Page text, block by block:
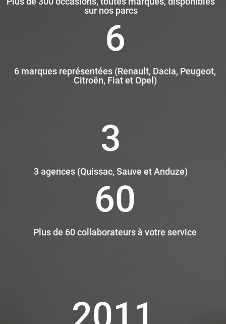
sur nos parcs
6
6 marques représentées (Renault, Dacia, Peugeot,
Citroën, Fiat et Opel)
3
3 agences (Quissac, Sauve et Anduze)
60
Plus de 60 collaborateurs à votre service